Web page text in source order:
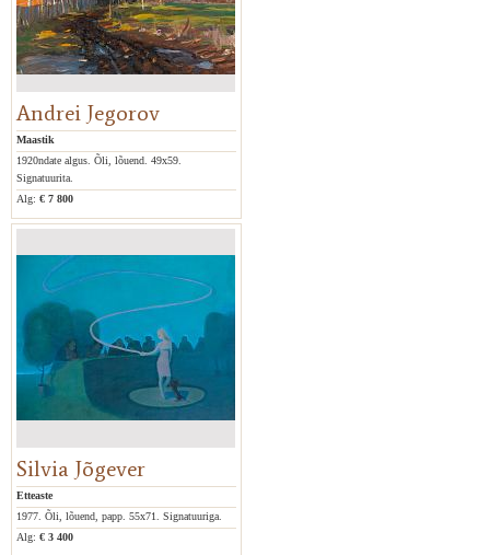
Andrei Jegorov
Maastik
1920ndate algus. Õli, lõuend. 49x59.
Signatuurita.
Alg: € 7 800
Silvia Jõgever
Etteaste
1977. Õli, lõuend, papp. 55x71. Signatuuriga.
Alg: € 3 400